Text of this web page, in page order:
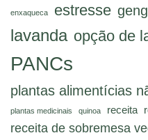
enxaqueca estresse
lavanda opção de
PANCs
plantas alimentícias
plantas medicinais quinoa receita
receita de sobremesa